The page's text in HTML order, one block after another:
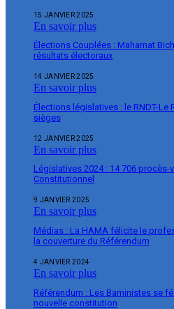
15 JANVIER 2025
En savoir plus
Élections Couplées : Mahamat
résultats électoraux
14 JANVIER 2025
En savoir plus
Élections législatives : le RNDT-Le
sièges
12 JANVIER 2025
En savoir plus
Législatives 2024 : 14 706 procès-
Constitutionnel
9 JANVIER 2025
En savoir plus
Médias : La HAMA félicite le
la couverture du Référendum
4 JANVIER 2024
En savoir plus
Référendum : Les Baministes se
nouvelle constitution